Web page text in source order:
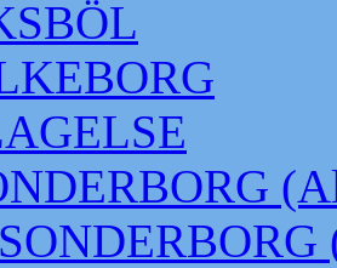
SONDERBORG